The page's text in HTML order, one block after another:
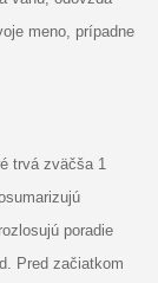
meno, prípadne
trvá zväčša 1
poradie
Pred začiatkom